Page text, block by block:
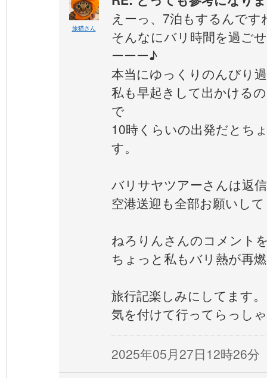
旅猫さん
えーっ、7泊もするんです
そんなにバリ時間を過ご
ーーー♪
本当にゆっくりのんびり
私も早起きして出かける
で
10時くらいの出発だとち
す。
バリサヤツアーさんは返
空港送迎も全部お願いし
ねろりんさんのコメント
ちょっと私もバリ熱が再
旅行記楽しみにしてます。
気を付けて行ってらっし
2025年05月27日12時26分